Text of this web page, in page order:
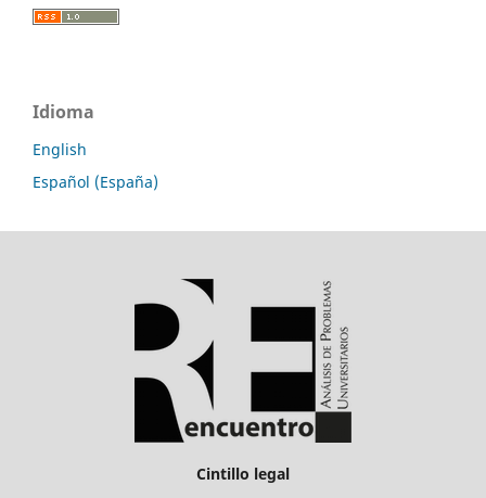
Idioma
English
Español (España)
Cintillo legal